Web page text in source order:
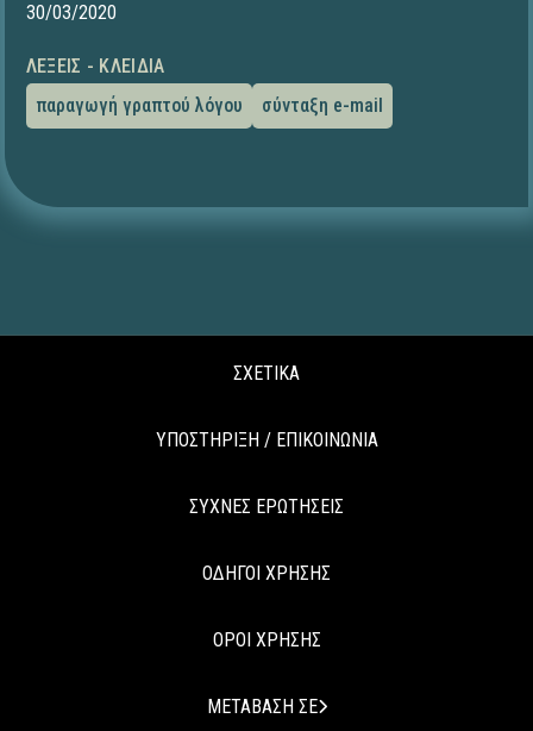
30/03/2020
ΛΈΞΕΙΣ - ΚΛΕΙΔΙΆ
παραγωγή γραπτού λόγου
σύνταξη e-mail
ΣΧΕΤΙΚΑ
ΥΠΟΣΤΗΡΙΞΗ / ΕΠΙΚΟΙΝΩΝΙΑ
ΣΥΧΝΕΣ ΕΡΩΤΗΣΕΙΣ
ΟΔΗΓΟΙ ΧΡΗΣΗΣ
ΟΡΟΙ ΧΡΗΣΗΣ
ΜΕΤΑΒΑΣΗ ΣΕ